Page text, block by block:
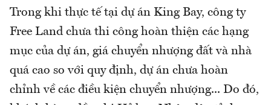
Trong khi thực tế tại dự án King Bay, công ty
Free Land chưa thi công hoàn thiện các hạng
mục của dự án, giá chuyển nhượng đất và nhà
quá cao so với quy định, dự án chưa hoàn
chỉnh về các điều kiện chuyển nhượng... Do đó,